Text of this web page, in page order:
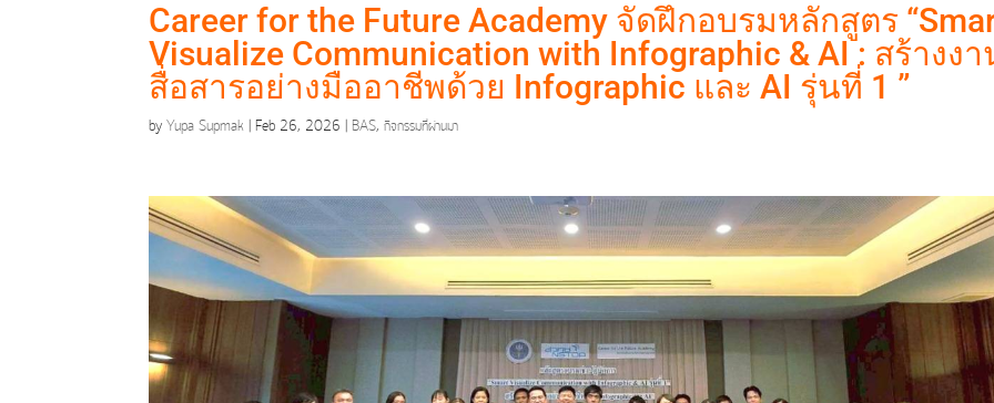
Career for the Future Academy จัดฝึกอบรมหลักสูตร
Visualize Communication with Infographic & AI : สร้างงา
สื่อสารอย่างมืออาชีพด้วย Infographic และ AI รุ่นที่ 1 ”
byYupa Supmak |Feb 26, 2026 | BAS,กิจกรรมที่ผ่านมา